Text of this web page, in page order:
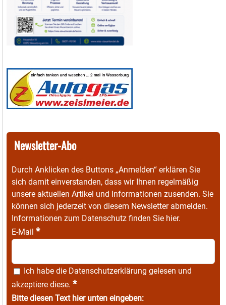
Newsletter-Abo
Durch Anklicken des Buttons „Anmelden“ erklären Sie
sich damit einverstanden, dass wir Ihnen regelmäßig
unsere aktuellen Artikel und Informationen zusenden. Sie
können sich jederzeit von diesem Newsletter abmelden.
Informationen zum Datenschutz finden Sie hier.
E-Mail *
Ich habe die Datenschutzerklärung gelesen und
akzeptiere diese. *
Bitte diesen Text hier unten eingeben: